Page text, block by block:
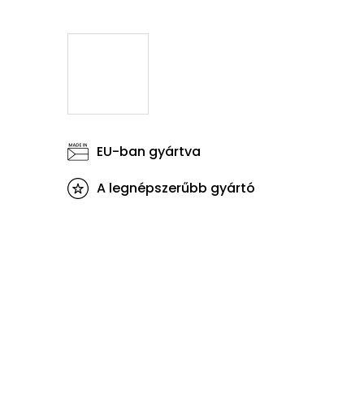
EU-ban gyártva
A legnépszerűbb gyártó